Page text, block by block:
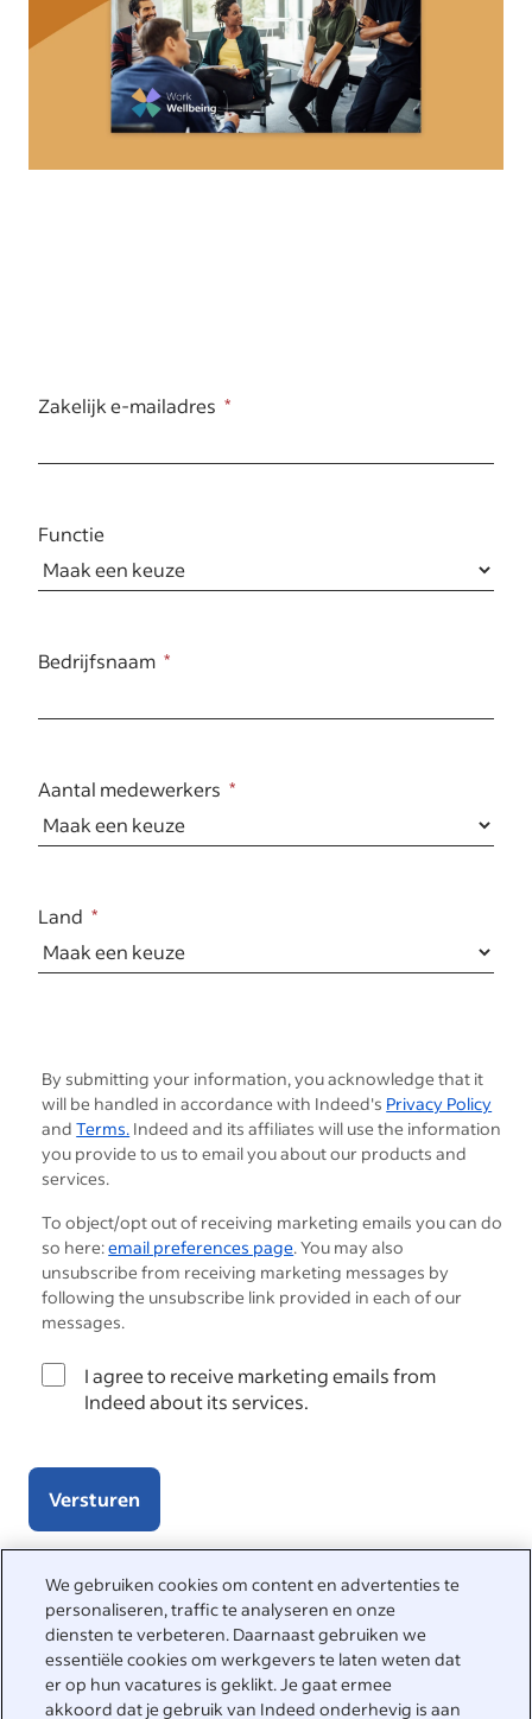
We gebruiken cookies om content en advertenties te
personaliseren, traffic te analyseren en onze
diensten te verbeteren. Daarnaast gebruiken we
essentiële cookies om werkgevers te laten weten dat
er op hun vacatures is geklikt. Je gaat ermee
akkoord dat je gebruik van Indeed onderhevig is aan
Zakelijk e-mailadres
Functie
Bedrijfsnaam
Aantal medewerkers
Land
By submitting your information, you acknowledge that it
will be handled in accordance with Indeed's Privacy Policy
andTerms. Indeed and its affiliates will use the information
you provide to us to email you about our products and
services.
To object/opt out of receiving marketing emails you can do
so here:email preferences page. You may also
unsubscribe from receiving marketing messages by
following the unsubscribe link provided in each of our
messages.
I agree to receive marketing emails from
Indeed about its services.
Versturen
We helpen je graag
Bezoek het Helpcenter voor antwoorden op veelgestelde
vragen of neem rechtstreeks contact met ons op.